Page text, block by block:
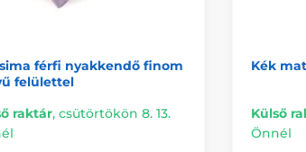
férfi nyakkendő finom
felülettel
raktár, csütörtökön 8. 13.
Kék
Külső
Önnél